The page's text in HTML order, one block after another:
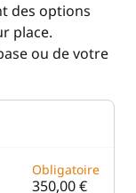
des options
place.
ou de votre
Obligatoire
350,00 €